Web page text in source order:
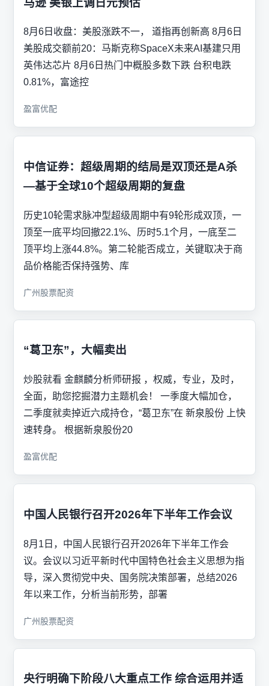
8月6日收盘：美股涨跌不一， 道指再创新高 8月6日
美股成交额前20：马斯克称SpaceX未来AI基建只用
英伟达芯片 8月6日热门中概股多数下跌 台积电跌
0.81%，富途控
盈富优配
中信证券：超级周期的结局是双顶还是A杀
—基于全球10个超级周期的复盘
历史10轮需求脉冲型超级周期中有9轮形成双顶，一
顶至一底平均回撤22.1%、历时5.1个月，一底至二
顶平均上涨44.8%。第二轮能否成立，关键取决于商
品价格能否保持强势、库
广州股票配资
“葛卫东”，大幅卖出
炒股就看 金麒麟分析师研报 ，权威，专业，及时，
全面，助您挖掘潜力主题机会！ 一季度大幅加仓，
二季度就卖掉近六成持仓，“葛卫东”在 新泉股份 上快
速转身。 根据新泉股份20
盈富优配
中国人民银行召开2026年下半年工作会议
8月1日，中国人民银行召开2026年下半年工作会
议。会议以习近平新时代中国特色社会主义思想为指
导，深入贯彻党中央、国务院决策部署，总结2026
年以来工作，分析当前形势，部署
广州股票配资
央行明确下阶段八大重点工作 综合运用并适